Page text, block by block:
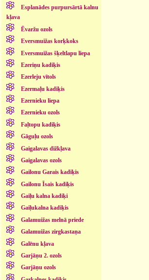
Esplanādes purpursārtā kalnu
kļava
Ēvaržu ozols
Eversmuižas korķkoks
Eversmuižas šķeltlapu liepa
Ezeriņu kadiķis
Ezerleju vītols
Ezermaļu kadiķis
Ezernieku liepa
Ezernieku ozols
Faļtopu kadiķis
Gāguļu ozols
Gaigalavas dižkļava
Gaigalavas ozols
Gailonu Garais kadiķis
Gailonu Īsais kadiķis
Gaiļu kalna kadiķi
Gaiļukalna kadiķis
Galamuižas melnā priede
Galamuižas zirgkastaņa
Galēnu kļava
Garjāņu 2. ozols
Garjāņu ozols